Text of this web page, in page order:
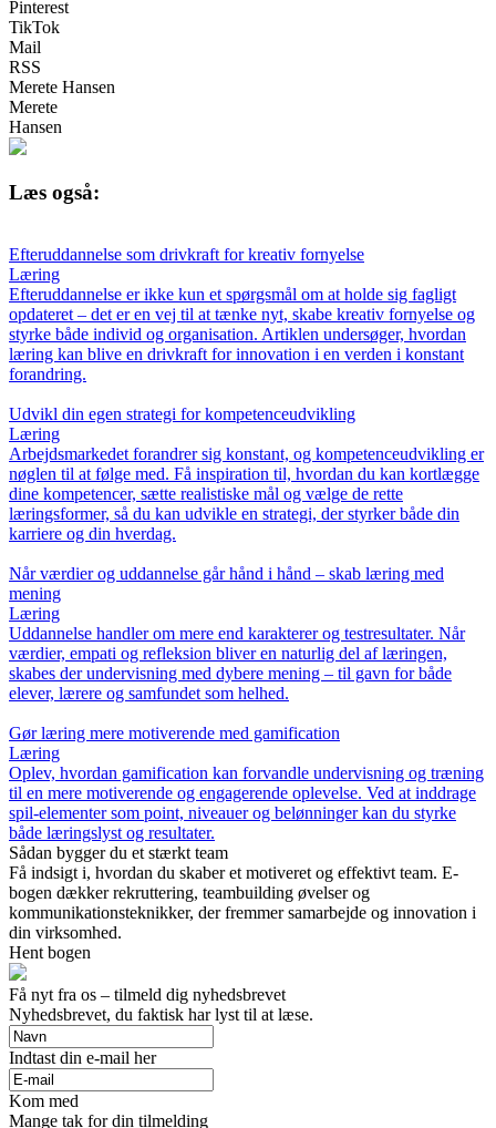
Pinterest
TikTok
Mail
RSS
Merete Hansen
Merete
Hansen
Læs også:
Efteruddannelse som drivkraft for kreativ fornyelse
Læring
Efteruddannelse er ikke kun et spørgsmål om at holde sig fagligt
opdateret – det er en vej til at tænke nyt, skabe kreativ fornyelse og
styrke både individ og organisation. Artiklen undersøger, hvordan
læring kan blive en drivkraft for innovation i en verden i konstant
forandring.
Udvikl din egen strategi for kompetenceudvikling
Læring
Arbejdsmarkedet forandrer sig konstant, og kompetenceudvikling er
nøglen til at følge med. Få inspiration til, hvordan du kan kortlægge
dine kompetencer, sætte realistiske mål og vælge de rette
læringsformer, så du kan udvikle en strategi, der styrker både din
karriere og din hverdag.
Når værdier og uddannelse går hånd i hånd – skab læring med
mening
Læring
Uddannelse handler om mere end karakterer og testresultater. Når
værdier, empati og refleksion bliver en naturlig del af læringen,
skabes der undervisning med dybere mening – til gavn for både
elever, lærere og samfundet som helhed.
Gør læring mere motiverende med gamification
Læring
Oplev, hvordan gamification kan forvandle undervisning og træning
til en mere motiverende og engagerende oplevelse. Ved at inddrage
spil-elementer som point, niveauer og belønninger kan du styrke
både læringslyst og resultater.
Sådan bygger du et stærkt team
Få indsigt i, hvordan du skaber et motiveret og effektivt team. E-
bogen dækker rekruttering, teambuilding øvelser og
kommunikationsteknikker, der fremmer samarbejde og innovation i
din virksomhed.
Hent bogen
Få nyt fra os – tilmeld dig nyhedsbrevet
Nyhedsbrevet, du faktisk har lyst til at læse.
Indtast din e-mail her
Kom med
Mange tak for din tilmelding